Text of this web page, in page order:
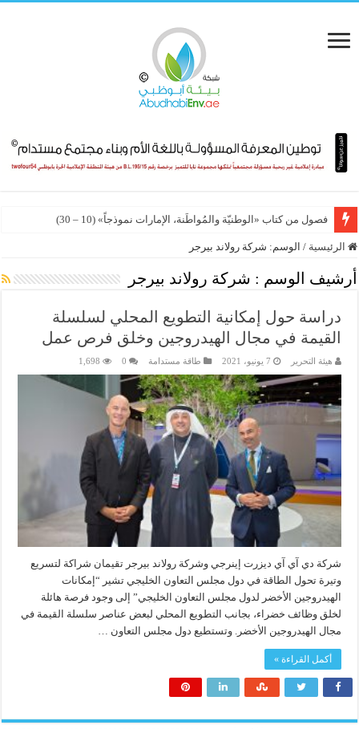
فصول من كتاب «الوطنيّة والمُواطَنة، الإمارات نموذجاً» (10 – 30)
الرئيسية / الوسم: شركة رولاند بيرجر
أرشيف الوسم : شركة رولاند بيرجر
دراسة حول إمكانية التطويع المحلي لسلسلة
القيمة في مجال الهيدروجين وخلق فرص عمل
هيئة التحرير 7 يونيو، 2021 طاقة مستدامة 0
1,698
شركة دي آي آي ديزرت إينرجي وشركة رولاند بيرجر تقيمان شراكة لتسريع
وتيرة تحول الطاقة في دول مجلس التعاون الخليجي تشير “إمكانات
الهيدروجين الأخضر لدول مجلس التعاون الخليجي” إلى وجود فرصة هائلة
لخلق وظائف خضراء، بجانب التطويع المحلي لبعض عناصر سلسلة القيمة في
مجال الهيدروجين الأخضر. وتستطيع دول مجلس التعاون …
أكمل القراءة »